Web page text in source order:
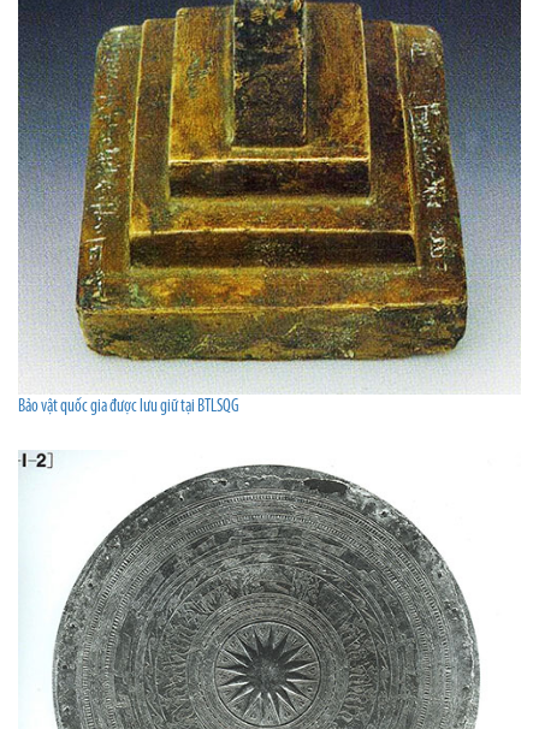
Bảo vật quốc gia được lưu giữ tại BTLSQG